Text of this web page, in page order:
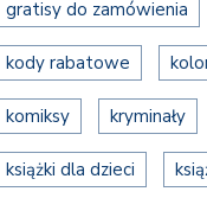
gratisy do zamówienia
kody rabatowe
komiksy kryminały
książki dla dzieci